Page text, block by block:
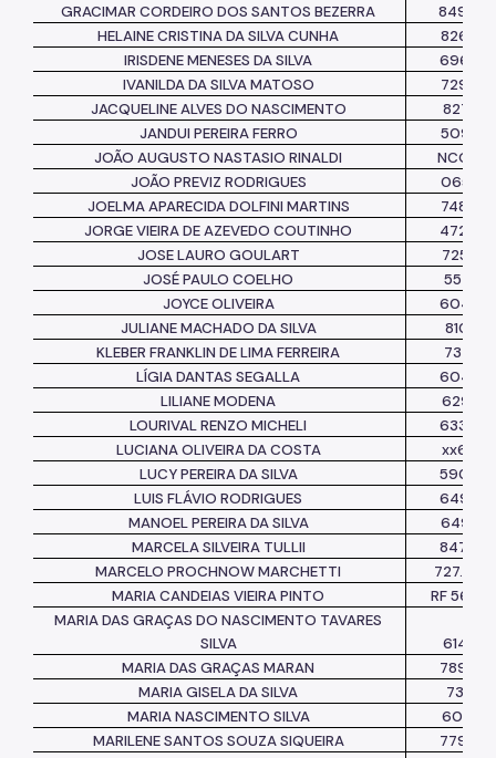
GRACIMAR CORDEIRO DOS SANTOS BEZERRA
HELAINE CRISTINA DA SILVA CUNHA
IRISDENE MENESES DA SILVA
IVANILDA DA SILVA MATOSO
JACQUELINE ALVES DO NASCIMENTO
JANDUI PEREIRA FERRO
JOÃO AUGUSTO NASTASIO RINALDI
JOÃO PREVIZ RODRIGUES
JOELMA APARECIDA DOLFINI MARTINS
JORGE VIEIRA DE AZEVEDO COUTINHO
JOSE LAURO GOULART
JOSÉ PAULO COELHO
JOYCE OLIVEIRA
JULIANE MACHADO DA SILVA
KLEBER FRANKLIN DE LIMA FERREIRA
LÍGIA DANTAS SEGALLA
LILIANE MODENA
LOURIVAL RENZO MICHELI
LUCIANA OLIVEIRA DA COSTA
LUCY PEREIRA DA SILVA
LUIS FLÁVIO RODRIGUES
MANOEL PEREIRA DA SILVA
MARCELA SILVEIRA TULLII
MARCELO PROCHNOW MARCHETTI
MARIA CANDEIAS VIEIRA PINTO
RF
MARIA DAS GRAÇAS DO NASCIMENTO TAVARES
SILVA
MARIA DAS GRAÇAS MARAN
MARIA GISELA DA SILVA
MARIA NASCIMENTO SILVA
MARILENE SANTOS SOUZA SIQUEIRA